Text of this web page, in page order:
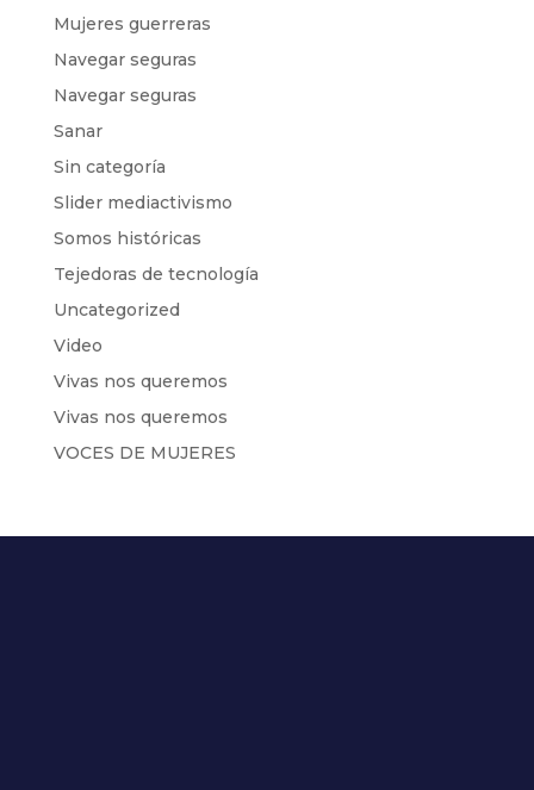
Mujeres guerreras
Navegar seguras
Navegar seguras
Sanar
Sin categoría
Slider mediactivismo
Somos históricas
Tejedoras de tecnología
Uncategorized
Video
Vivas nos queremos
Vivas nos queremos
VOCES DE MUJERES